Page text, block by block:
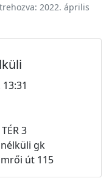
2022. április
3
gk
út 115